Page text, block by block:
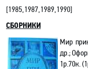
[1985,1987,1989,1990]
СБОРНИКИ
Мир
др.;
1р.70к.